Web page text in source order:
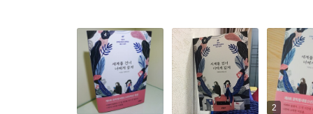
나는 과거 속 너희 부모님을 찾아서 너희 엄마
준다든지, 드래곤볼이 어디에 떨어져 있는지 알
뭐, 그게 어렵다면 그냥 편하게 학력고사 시험문제
2